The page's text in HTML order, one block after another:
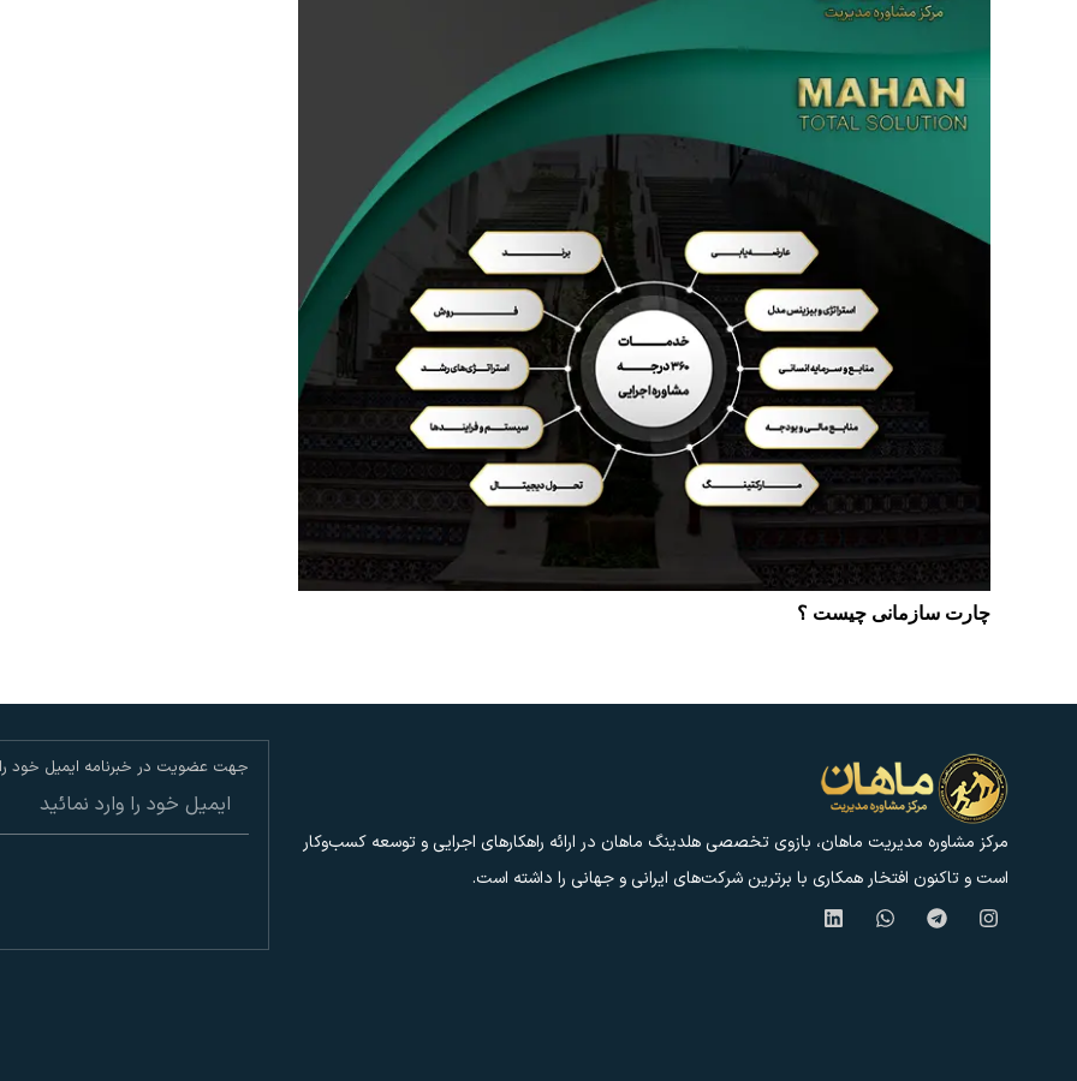
چارت سازمانی چیست ؟
مرکز مشاوره مدیریت ماهان، بازوی تخصصی هلدینگ ماهان در ارائه راهکارهای اجرایی و توسعه کسب‌وکار
است و تاکنون افتخار همکاری با برترین شرکت‌های ایرانی و جهانی را داشته است.
جهت عضویت در خبرنامه ایمیل خود را